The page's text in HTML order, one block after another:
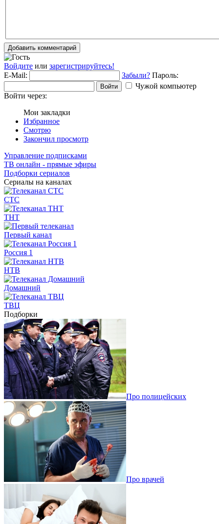
Добавить комментарий
Войдите или зарегистрируйтесь!
E-Mail:
Забыли? Пароль:
Войти
Чужой компьютер
Войти через:
Мои закладки
Избранное
Смотрю
Закончил просмотр
Управление подписками
ТВ онлайн - прямые эфиры
Подборки сериалов
Сериалы на каналах
СТС
ТНТ
Первый канал
Россия 1
НТВ
Домашний
ТВЦ
Подборки
Про полицейских
Про врачей